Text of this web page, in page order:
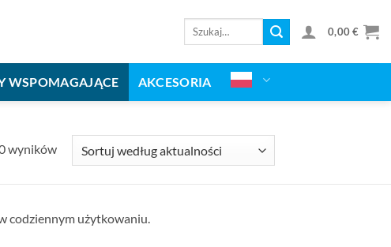
Wyszukaj:
0,00€
WSPOMAGAJĄCE AKCESORIA
wynikówSortowane
według
codziennym użytkowaniu.